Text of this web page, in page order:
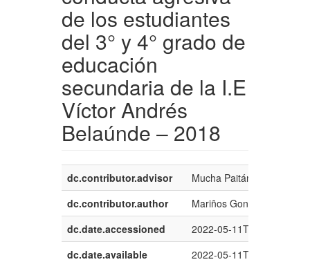
de los estudiantes
del 3° y 4° grado de
educación
secundaria de la I.E
Víctor Andrés
Belaúnde – 2018
dc.contributor.advisor
Mucha Paitán, Angel
dc.contributor.author
Mariños Gonzáles, Lidia
dc.date.accessioned
2022-05-11T14:01:09Z
dc.date.available
2022-05-11T14:01:09Z